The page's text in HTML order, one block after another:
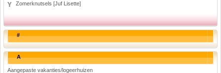
Zomerknutsels [Juf Lisette]
#
A
Aangepaste vakanties/logeerhuizen